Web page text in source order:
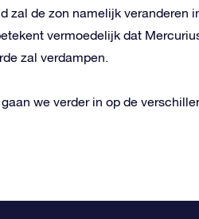
zal de zon namelijk veranderen
vermoedelijk dat
zal verdampen.
we verder in op de